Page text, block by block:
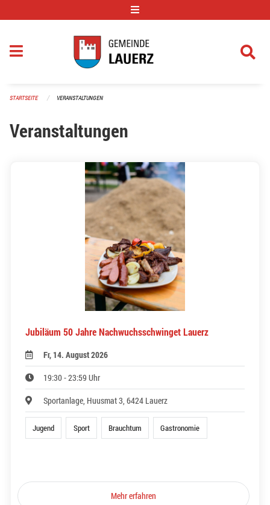
STARTSEITE VERANSTALTUNGEN
Veranstaltungen
Jubiläum 50 Jahre Nachwuchsschwinget Lauerz
Fr, 14. August 2026
19:30 - 23:59 Uhr
Sportanlage, Huusmat 3, 6424 Lauerz
Jugend Sport Brauchtum Gastronomie
Mehr erfahren